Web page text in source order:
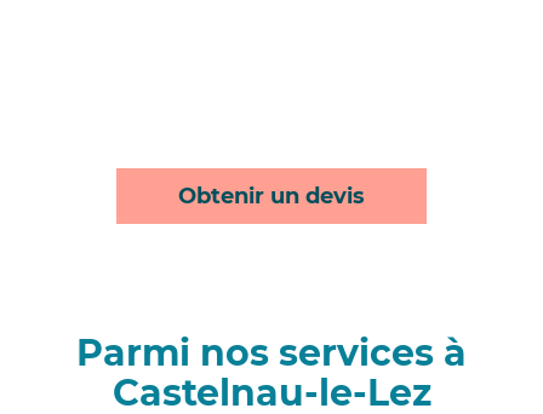
Obtenir un devis
Parmi nos services à
Castelnau-le-Lez